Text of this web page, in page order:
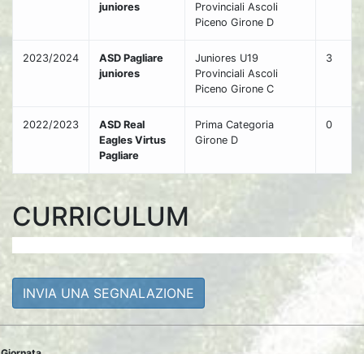
juniores
Provinciali Ascoli
Piceno Girone D
2023/2024
ASD Pagliare
juniores
Juniores U19
Provinciali Ascoli
Piceno Girone C
3
2022/2023
ASD Real
Eagles Virtus
Pagliare
Prima Categoria
Girone D
0
CURRICULUM
INVIA UNA SEGNALAZIONE